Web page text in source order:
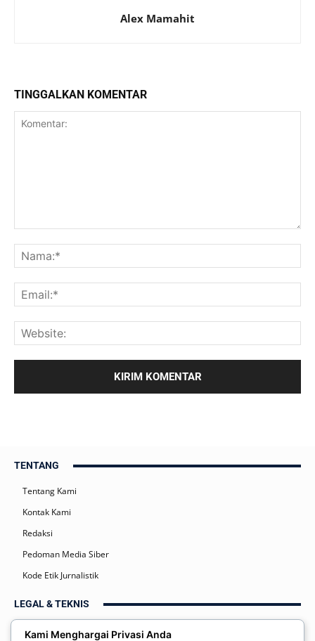
Alex Mamahit
TINGGALKAN KOMENTAR
TENTANG
Tentang Kami
Kontak Kami
Redaksi
Pedoman Media Siber
Kode Etik Jurnalistik
LEGAL & TEKNIS
Kebijakan Privasi
Kami Menghargai Privasi Anda